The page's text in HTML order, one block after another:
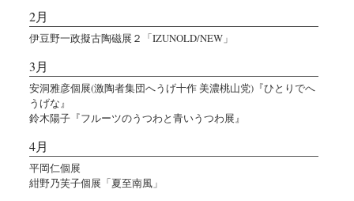
2月
伊豆野一政擬古陶磁展２「IZUNOLD/NEW」
3月
安洞雅彦個展(激陶者集団へうげ十作 美濃桃山党)『ひとりでへ
うげな』
鈴木陽子『フルーツのうつわと青いうつわ展』
4月
平岡仁個展
紺野乃芙子個展「夏至南風」